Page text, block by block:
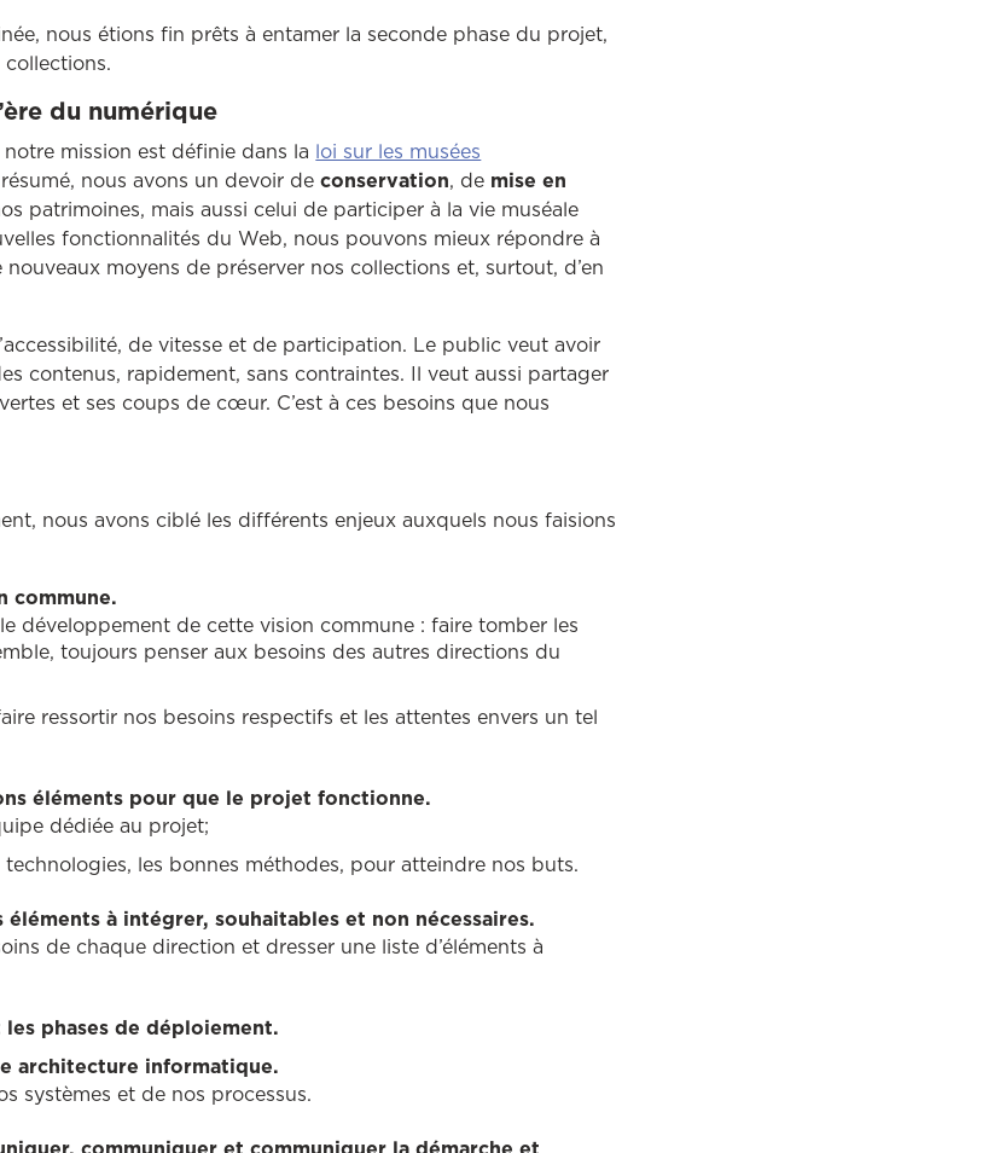
nous étions fin prêts à entamer la seconde phase du projet,
du numérique
mission est définie dans la loi sur les musées
nous avons un devoir deconservation, de mise en
patrimoines, mais aussi celui de participer à la vie muséale
fonctionnalités du Web, nous pouvons mieux répondre à
moyens de préserver nos collections et, surtout, d’en
de vitesse et de participation. Le public veut avoir
contenus, rapidement, sans contraintes. Il veut aussi partager
et ses coups de cœur. C’est à ces besoins que nous
nous avons ciblé les différents enjeux auxquels nous faisions
commune.
développement de cette vision commune : faire tomber les
toujours penser aux besoins des autres directions du
ressortir nos besoins respectifs et les attentes envers un tel
éléments pour que le projet fonctionne.
dédiée au projet;
technologies, les bonnes méthodes, pour atteindre nos buts.
éléments à intégrer, souhaitables et non nécessaires.
de chaque direction et dresser une liste d’éléments à
phases de déploiement.
architecture informatique.
systèmes et de nos processus.